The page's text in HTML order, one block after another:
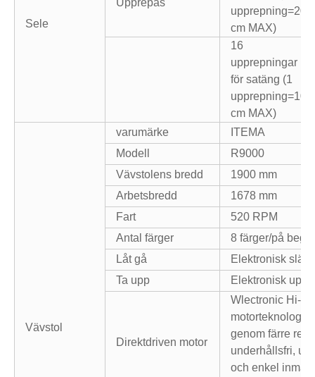
Sele
upprepning=20
cm MAX)
16
upprepningar
för satäng (1
upprepning=10
cm MAX)
Vävstol
varumärke
ITEMA
Modell
R9000
Vävstolens bredd
1900 mm
Arbetsbredd
1678 mm
Fart
520 RPM
Antal färger
8 färger/på
Låt gå
Elektronisk
Ta upp
Elektronisk
Direktdriven motor
Wlectronic Hi-
motorteknologi,
genom färre
underhållsfri,
och enkel